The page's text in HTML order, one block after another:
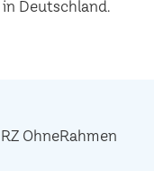
Deutschland.